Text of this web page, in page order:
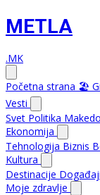
METLA
.MK
Početna strana 🏖️
Vesti
Svet Politika
Ekonomija
Tehnologija Biznis
Kultura
Destinacije Događaji
Moje zdravlje